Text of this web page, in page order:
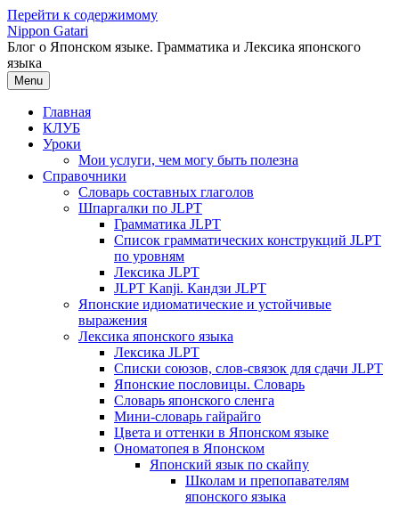
Перейти к содержимому
Nippon Gatari
Блог о Японском языке. Грамматика и Лексика японского
языка
Menu
Главная
КЛУБ
Уроки
Мои услуги, чем могу быть полезна
Справочники
Словарь составных глаголов
Шпаргалки по JLPT
Грамматика JLPT
Список грамматических конструкций JLPT
по уровням
Лексика JLPT
JLPT Kanji. Кандзи JLPT
Японские идиоматические и устойчивые
выражения
Лексика японского языка
Лексика JLPT
Списки союзов, слов-связок для сдачи JLPT
Японские пословицы. Словарь
Словарь японского сленга
Мини-словарь гайрайго
Цвета и оттенки в Японском языке
Ономатопея в Японском
Японский язык по скайпу
Школам и препопавателям
японского языка